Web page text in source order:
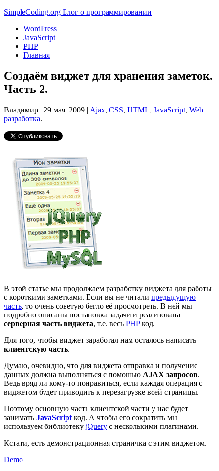
SimpleCoding.org Блог о программировании
WordPress
JavaScript
PHP
Главная
Создаём виджет для хранения заметок.
Часть 2.
Владимир | 29 мая, 2009 | Ajax, CSS, HTML, JavaScript, Web
разработка.
В этой статье мы продолжаем разработку виджета для работы
с короткими заметками. Если вы не читали предыдущую
часть, то очень советую бегло её просмотреть. В ней мы
подробно описаны постановка задачи и реализована
серверная часть виджета, т.е. весь PHPкод.
Для того, чтобы виджет заработал нам осталось написать
клиентскую часть.
Думаю, очевидно, что для виджета отправка и получение
данных должна выполняться с помощью AJAX запросов.
Ведь вряд ли кому-то понравиться, если каждая операция с
виджетом будет приводить к перезагрузке всей страницы.
Поэтому основную часть клиентской части у нас будет
занимать JavaScript код. А чтобы его сократить мы
используем библиотеку jQuery с несколькими плагинами.
Кстати, есть демонстрационная страничка с этим виджетом.
Demo